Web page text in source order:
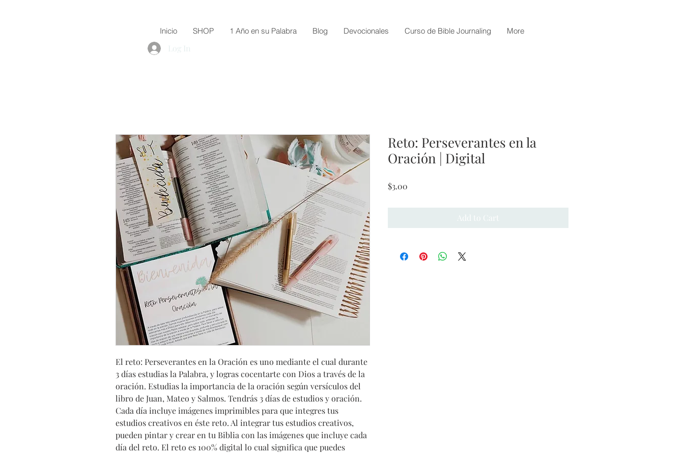
Inicio SHOP 1 Año en su Palabra Blog Devocionales Curso de Bible Journaling More
Log In
El reto: Perseverantes en la Oración es uno mediante el cual durante
3 días estudias la Palabra, y logras cocentarte con Dios a través de la
oración. Estudias la importancia de la oración según versículos del
libro de Juan, Mateo y Salmos. Tendrás 3 días de estudios y oración.
Cada día incluye imágenes imprimibles para que integres tus
estudios creativos en éste reto. Al integrar tus estudios creativos,
pueden pintar y crear en tu Biblia con las imágenes que incluye cada
día del reto. El reto es 100% digital lo cual significa que puedes
Reto: Perseverantes en la
Oración | Digital
$3.00
Add to Cart